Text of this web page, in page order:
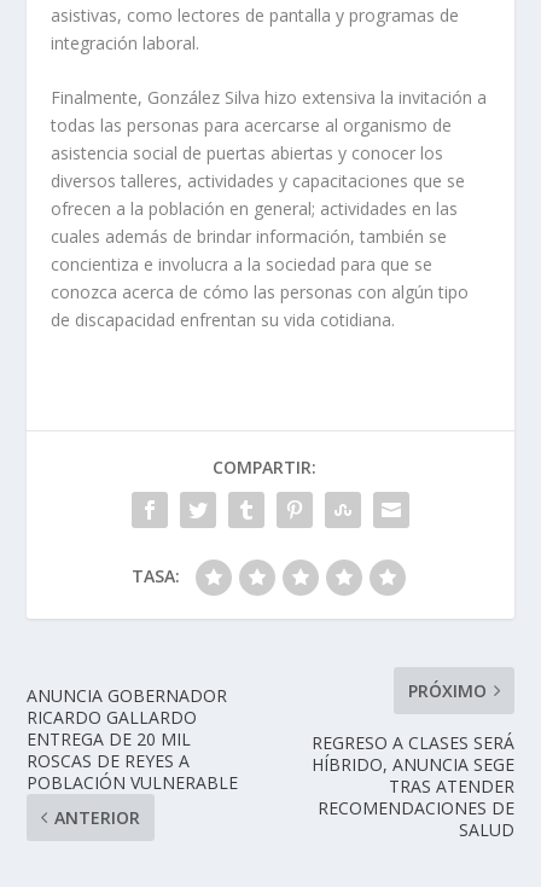
asistivas, como lectores de pantalla y programas de
integración laboral.
Finalmente, González Silva hizo extensiva la invitación a
todas las personas para acercarse al organismo de
asistencia social de puertas abiertas y conocer los
diversos talleres, actividades y capacitaciones que se
ofrecen a la población en general; actividades en las
cuales además de brindar información, también se
concientiza e involucra a la sociedad para que se
conozca acerca de cómo las personas con algún tipo
de discapacidad enfrentan su vida cotidiana.
COMPARTIR:
TASA:
ANUNCIA GOBERNADOR
RICARDO GALLARDO
ENTREGA DE 20 MIL
ROSCAS DE REYES A
POBLACIÓN VULNERABLE
ANTERIOR
PRÓXIMO
REGRESO A CLASES SERÁ
HÍBRIDO, ANUNCIA SEGE
TRAS ATENDER
RECOMENDACIONES DE
SALUD